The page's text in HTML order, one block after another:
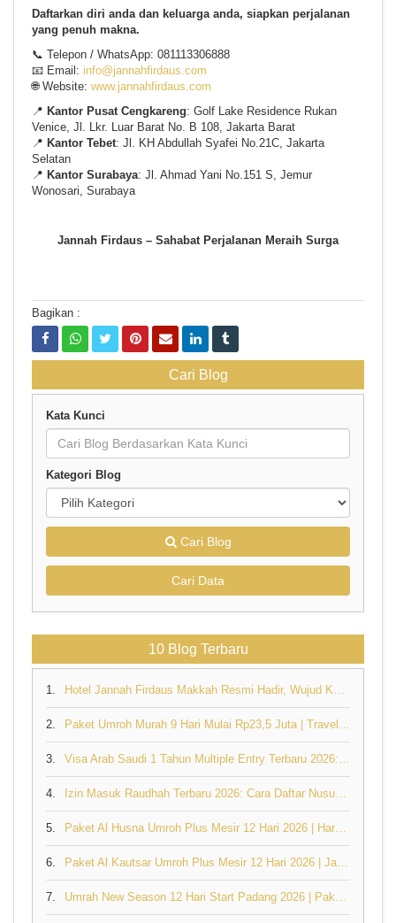
Daftarkan diri anda dan keluarga anda, siapkan perjalanan
yang penuh makna.
📞 Telepon / WhatsApp: 081113306888
📧 Email: info@jannahfirdaus.com
🌐 Website: www.jannahfirdaus.com
📍 Kantor Pusat Cengkareng: Golf Lake Residence Rukan
Venice, Jl. Lkr. Luar Barat No. B 108, Jakarta Barat
📍 Kantor Tebet: Jl. KH Abdullah Syafei No.21C, Jakarta
Selatan
📍 Kantor Surabaya: Jl. Ahmad Yani No.151 S, Jemur
Wonosari, Surabaya
Jannah Firdaus – Sahabat Perjalanan Meraih Surga
Bagikan :
Cari Blog
Kata Kunci
Kategori Blog
Cari Blog
Cari Data
10 Blog Terbaru
1.
2.
3.
4.
5.
6.
7.